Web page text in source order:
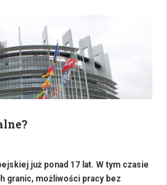
już ponad 17 lat. W tym czasie
granic, możliwości pracy bez